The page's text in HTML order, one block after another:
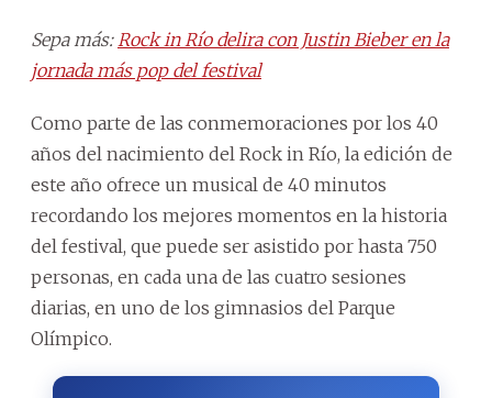
Sepa más:Rock in Río delira con Justin Bieber en la
jornada más pop del festival
Como parte de las conmemoraciones por los 40
años del nacimiento del Rock in Río, la edición de
este año ofrece un musical de 40 minutos
recordando los mejores momentos en la historia
del festival, que puede ser asistido por hasta 750
personas, en cada una de las cuatro sesiones
diarias, en uno de los gimnasios del Parque
Olímpico.